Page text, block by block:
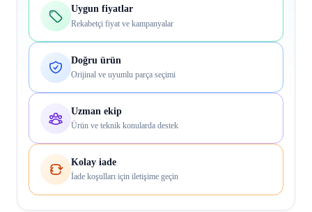
Uygun fiyatlar
Rekabetçi fiyat ve kampanyalar
Doğru ürün
Orijinal ve uyumlu parça seçimi
Uzman ekip
Ürün ve teknik konularda destek
Kolay iade
İade koşulları için iletişime geçin